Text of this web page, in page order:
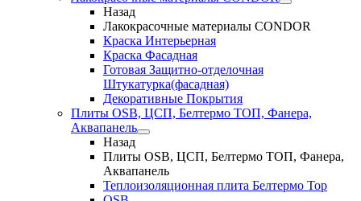
Назад
Лакокрасочные материалы CONDOR
Краска Интерьерная
Краска Фасадная
Готовая Защитно-отделочная
Штукатурка(фасадная)
Декоративные Покрытия
Плиты OSB, ЦСП, Белтермо ТОП, Фанера,
Аквапанель
Назад
Плиты OSB, ЦСП, Белтермо ТОП, Фанера,
Аквапанель
Теплоизоляционная плита Белтермо Top